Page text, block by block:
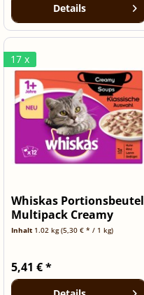
Details
17 x
Whiskas Portionsbeutel
Multipack Creamy
Soups...
Inhalt 1.02 kg(5,30 € * / 1 kg)
5,41 € *